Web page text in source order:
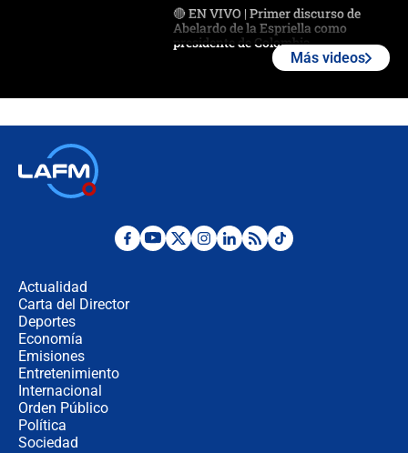
🔴 EN VIVO | Primer discurso de
Abelardo de la Espriella como
presidente de Colombia
Desde dermatitis hasta infecciones:
Más videos
Actualidad
Carta del Director
Deportes
Economía
Emisiones
Entretenimiento
Internacional
Orden Público
Política
Sociedad